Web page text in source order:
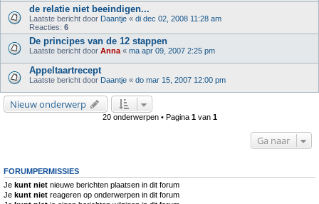
de relatie niet beeindigen...
Laatste bericht door Daantje « di dec 02, 2008 11:28 am
Reacties: 6
De principes van de 12 stappen
Laatste bericht door Anna « ma apr 09, 2007 2:25 pm
Appeltaartrecept
Laatste bericht door Daantje « do mar 15, 2007 12:00 pm
Nieuw onderwerp
20 onderwerpen • Pagina 1van 1
Ga naar
FORUMPERMISSIES
Je kunt niet nieuwe berichten plaatsen in dit forum
Je kunt niet reageren op onderwerpen in dit forum